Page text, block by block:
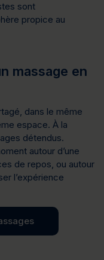
sont
propice au
massage en
dans le même
espace. À la
détendus.
autour d’une
de repos, ou autour
l’expérience